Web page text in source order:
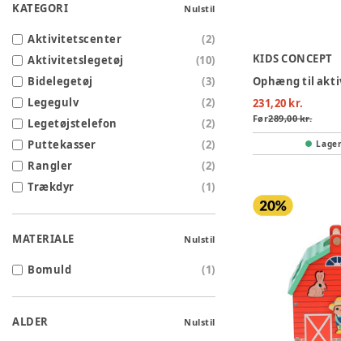
KATEGORI Nulstil
Aktivitetscenter (2)
Aktivitetslegetøj
(10)
Bidelegetøj
(3)
Legegulv
(2)
Legetøjstelefon
(2)
Puttekasser
(2)
Rangler
(2)
Trækdyr
(1)
MATERIALE Nulstil
Bomuld (1)
ALDER Nulstil
KIDS CONCEPT
231,20 kr.
Før289,00 kr.